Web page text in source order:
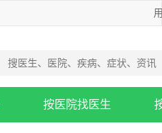
按医院找医生